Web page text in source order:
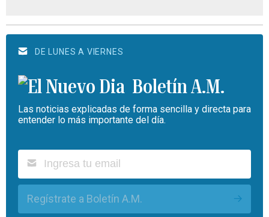
DE LUNES A VIERNES
Boletín A.M.
Las noticias explicadas de forma sencilla y directa para
entender lo más importante del día.
Regístrate a Boletín A.M.